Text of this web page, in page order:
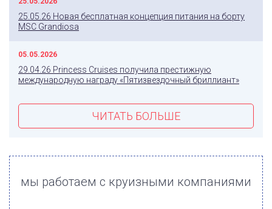
25.05.26 Новая бесплатная концепция питания на борту
MSC Grandiosa
05.05.2026
29.04.26 Princess Cruises получила престижную
международную награду «Пятизвездочный бриллиант»
ЧИТАТЬ БОЛЬШЕ
мы работаем с круизными компаниями